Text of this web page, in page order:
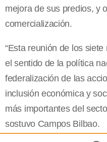
mejora de sus predios, y
comercialización.
“Esta reunión de los
el sentido de la política
federalización de las
inclusión económica y
más importantes del
sostuvo Campos Bilbao.